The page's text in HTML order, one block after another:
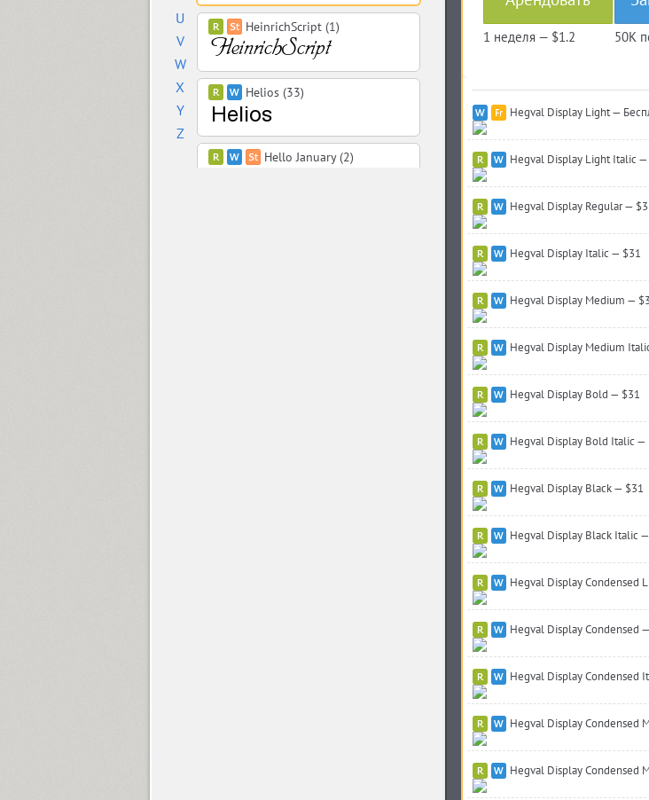
U
V
W
X
Y
Z
HeinrichScript (1)
Helios (33)
Hello January (2)
1 неделя — $1.2 50K
Hegval Display Light —
Hegval Display Light Italic —
Hegval Display Regular —
Hegval Display Italic — $31
Hegval Display Medium —
Hegval Display Medium
Hegval Display Bold — $31
Hegval Display Bold Italic —
Hegval Display Black — $31
Hegval Display Black Italic
Hegval Display Condensed
Hegval Display Condensed
Hegval Display Condensed
Hegval Display Condensed
Hegval Display Condensed